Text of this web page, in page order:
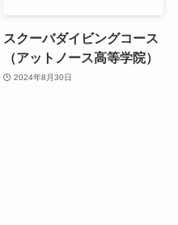
スクーバダイビングコース
（アットノース高等学院）
2024年8月30日